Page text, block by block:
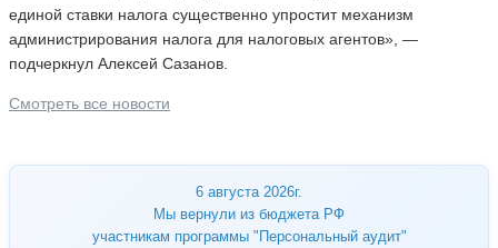
6 августа 2026г.
Мы вернули из бюджета РФ
участникам программы "Персональный аудит"
единой ставки налога существенно упростит механизм
администрирования налога для налоговых агентов», —
подчеркнул Алексей Сазанов.
Смотреть все новости